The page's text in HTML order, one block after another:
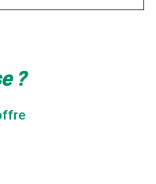
?